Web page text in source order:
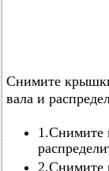
Снимите
вала и
1.Снимите
2.Снимите